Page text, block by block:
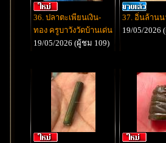
36. ปลาตะเพียนเงิน-
ทอง ครูบาวังวัดบ้านเด่น
19/05/2026 (ผู้ชม 109)
37. อิ่นล้านน
19/05/2026